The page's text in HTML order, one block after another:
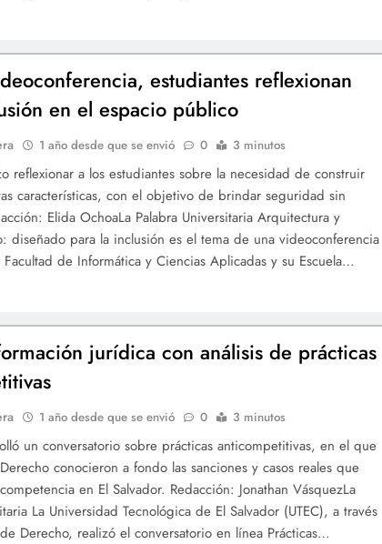
estudiantes reflexionan
en el espacio público
1 año desde que se envió 0 3 minutos
reflexionar a los estudiantes sobre la necesidad de construir
características, con el objetivo de brindar seguridad sin
Elida OchoaLa Palabra Universitaria Arquitectura y
diseñado para la inclusión es el tema de una videoconferencia
de Informática y Ciencias Aplicadas y su Escuela…
jurídica con análisis de prácticas
1 año desde que se envió 0 3 minutos
un conversatorio sobre prácticas anticompetitivas, en el que
conocieron a fondo las sanciones y casos reales que
en El Salvador. Redacción: Jonathan VásquezLa
La Universidad Tecnológica de El Salvador (UTEC), a través
Derecho, realizó el conversatorio en línea Prácticas…